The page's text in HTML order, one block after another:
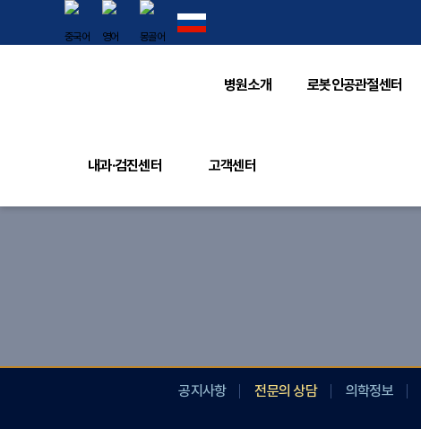
병원소개 로봇인공관절센터
내과·검진센터 고객센터
공지사항 전문의 상담 의학정보